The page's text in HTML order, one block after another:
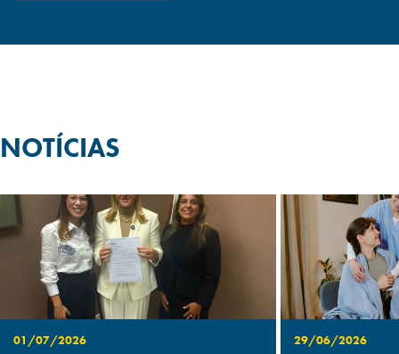
NOTÍCIAS
01/07/2026 29/06/2026